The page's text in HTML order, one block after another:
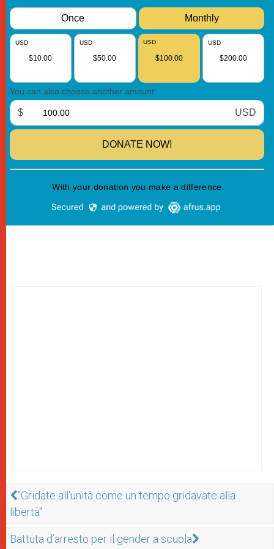
"Gridate all'unità come un tempo gridavate alla
libertà"
Battuta d’arresto per il gender a scuola